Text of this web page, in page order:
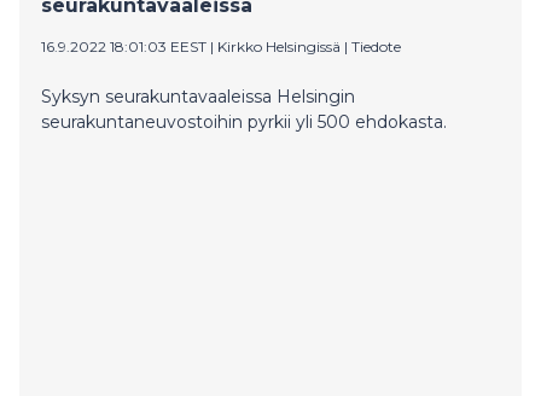
seurakuntavaaleissa
16.9.2022 18:01:03 EEST | Kirkko Helsingissä | Tiedote
Syksyn seurakuntavaaleissa Helsingin
seurakuntaneuvostoihin pyrkii yli 500 ehdokasta.